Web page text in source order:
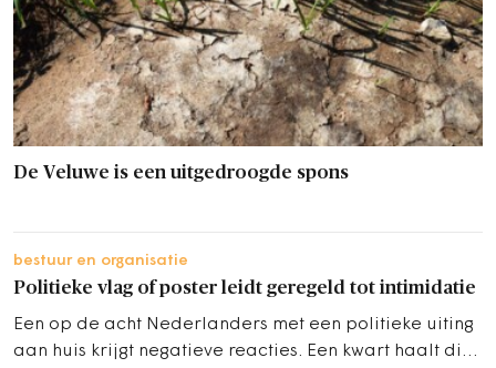
bestuur en organisatie
Politieke vlag of poster leidt geregeld tot intimidatie
Een op de acht Nederlanders met een politieke uiting
aan huis krijgt negatieve reacties. Een kwart haalt die
De Veluwe is een uitgedroogde spons